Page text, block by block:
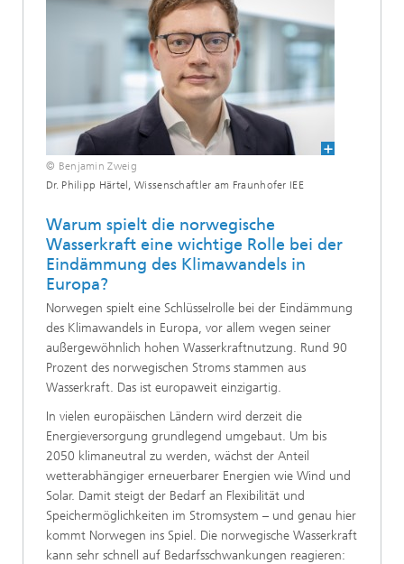
© Benjamin Zweig
Dr. Philipp Härtel, Wissenschaftler am Fraunhofer IEE
Warum spielt die norwegische
Wasserkraft eine wichtige Rolle bei der
Eindämmung des Klimawandels in
Europa?
Norwegen spielt eine Schlüsselrolle bei der Eindämmung
des Klimawandels in Europa, vor allem wegen seiner
außergewöhnlich hohen Wasserkraftnutzung. Rund 90
Prozent des norwegischen Stroms stammen aus
Wasserkraft. Das ist europaweit einzigartig.
In vielen europäischen Ländern wird derzeit die
Energieversorgung grundlegend umgebaut. Um bis
2050 klimaneutral zu werden, wächst der Anteil
wetterabhängiger erneuerbarer Energien wie Wind und
Solar. Damit steigt der Bedarf an Flexibilität und
Speichermöglichkeiten im Stromsystem – und genau hier
kommt Norwegen ins Spiel. Die norwegische Wasserkraft
kann sehr schnell auf Bedarfsschwankungen reagieren: